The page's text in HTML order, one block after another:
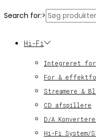
Search for:>
Hi-Fi
Integreret
For &
Streamere &
CD afspillere
D/A Konvertere
Hi-Fi System/